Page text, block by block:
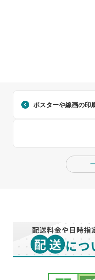
ポスターや線画の印